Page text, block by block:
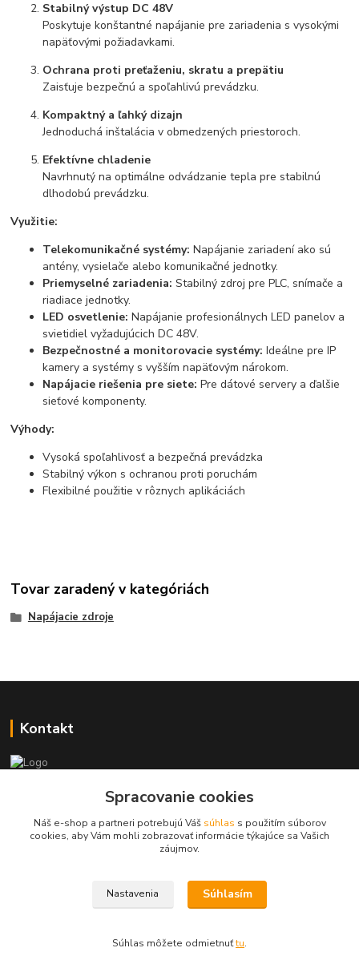
Stabilný výstup DC 48V
Poskytuje konštantné napájanie pre zariadenia s vysokými
napäťovými požiadavkami.
Ochrana proti preťaženiu, skratu a prepätiu
Zaisťuje bezpečnú a spoľahlivú prevádzku.
Kompaktný a ľahký dizajn
Jednoduchá inštalácia v obmedzených priestoroch.
Efektívne chladenie
Navrhnutý na optimálne odvádzanie tepla pre stabilnú
dlhodobú prevádzku.
Využitie:
Telekomunikačné systémy: Napájanie zariadení ako sú
antény, vysielače alebo komunikačné jednotky.
Priemyselné zariadenia: Stabilný zdroj pre PLC, snímače a
riadiace jednotky.
LED osvetlenie: Napájanie profesionálnych LED panelov a
svietidiel vyžadujúcich DC 48V.
Bezpečnostné a monitorovacie systémy: Ideálne pre IP
kamery a systémy s vyšším napäťovým nárokom.
Napájacie riešenia pre siete: Pre dátové servery a ďalšie
sieťové komponenty.
Výhody:
Vysoká spoľahlivosť a bezpečná prevádzka
Stabilný výkon s ochranou proti poruchám
Flexibilné použitie v rôznych aplikáciách
Tovar zaradený v kategóriách
Napájacie zdroje
Kontakt
+421 917 869 471, +421 917 817 905
info@monitorrs.com
Spracovanie cookies
Náš e-shop a partneri potrebujú Váš súhlas s použitím súborov
cookies, aby Vám mohli zobrazovať informácie týkajúce sa Vašich
záujmov.
Nastavenia Súhlasím
Súhlas môžete odmietnuťtu.
100 %